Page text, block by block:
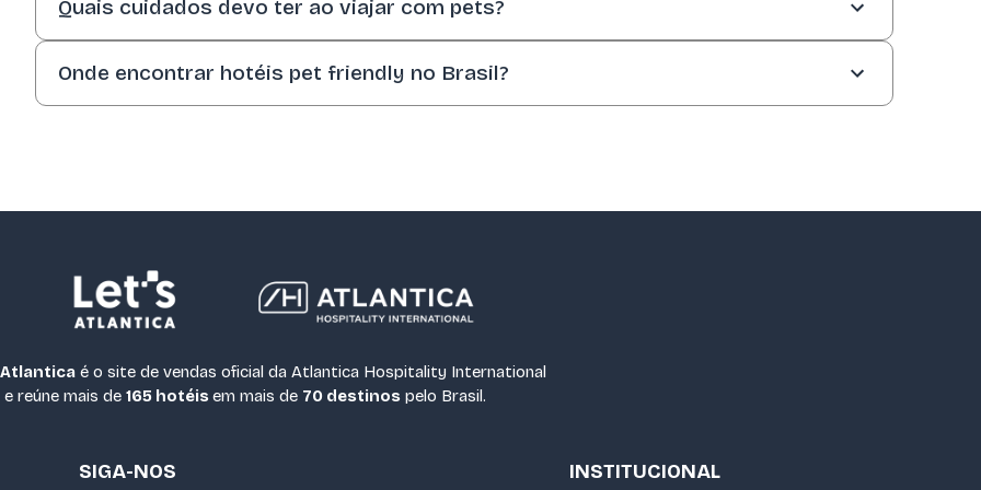
momento da reserva.
Quais cuidados devo ter ao viajar com pets?
Levar vacinas em dia, transporte adequado, alimentação própria e itens de conforto, como
Onde encontrar hotéis pet friendly no Brasil?
é o site de vendas oficial da Atlantica Hospitality International
e reúne mais de 165 hotéisem mais de 70 destinos pelo Brasil.
SIGA-NOS INSTITUCIONAL